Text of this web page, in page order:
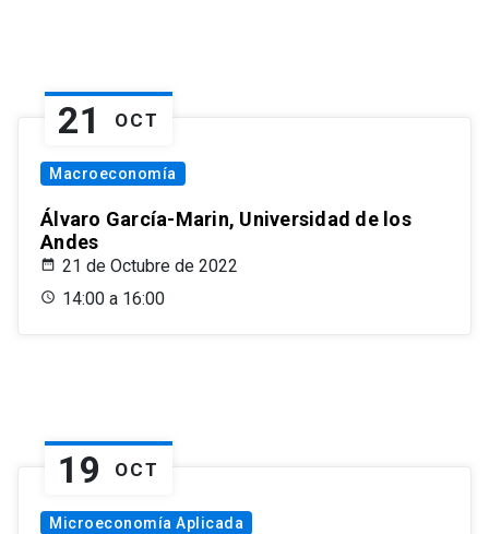
21 OCT
Macroeconomía
Álvaro García-Marin, Universidad de los
Andes
21 de Octubre de 2022
14:00 a 16:00
19 OCT
Microeconomía Aplicada